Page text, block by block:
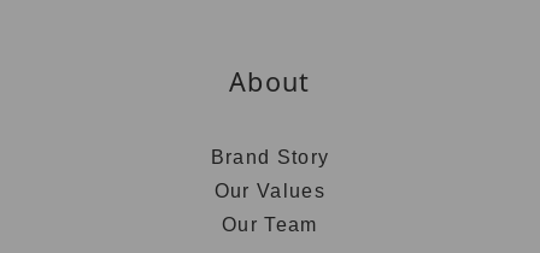
About
Brand Story
Our Values
Our Team